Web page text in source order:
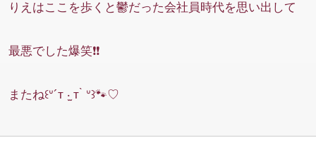
りえはここを歩くと鬱だった会社員時代を思い出して
最悪でした爆笑❗️❗️
またね꒰ᐡ´т ‧̫ т ̀ ᐡ꒱🐾♡